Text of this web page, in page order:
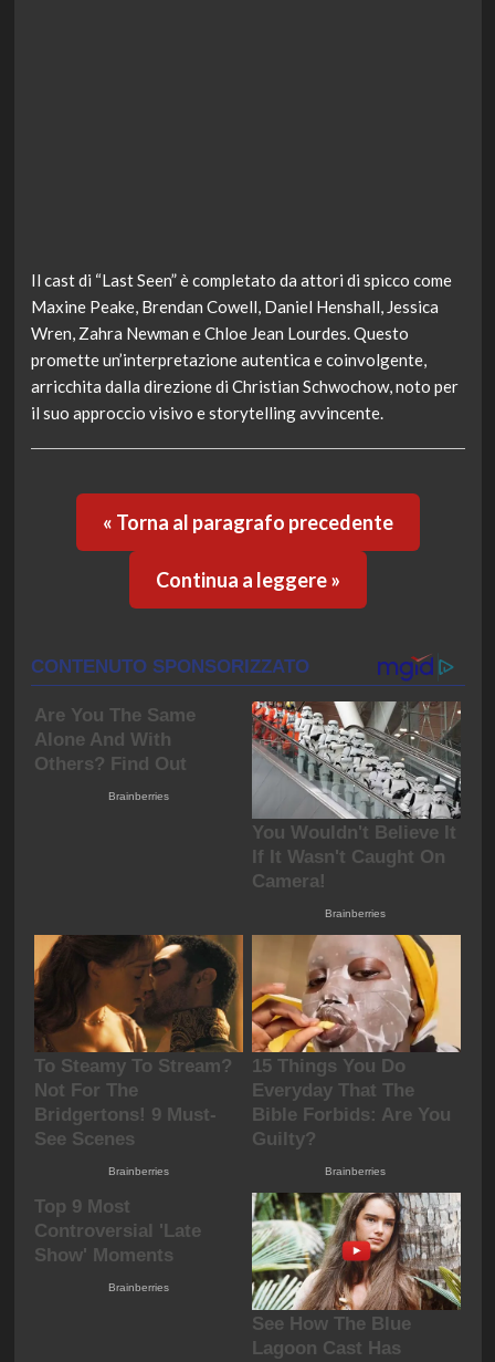
Il cast di “Last Seen” è completato da attori di spicco come
Maxine Peake, Brendan Cowell, Daniel Henshall, Jessica
Wren, Zahra Newman e Chloe Jean Lourdes. Questo
promette un’interpretazione autentica e coinvolgente,
arricchita dalla direzione di Christian Schwochow, noto per
il suo approccio visivo e storytelling avvincente.
« Torna al paragrafo precedente
Continua a leggere »